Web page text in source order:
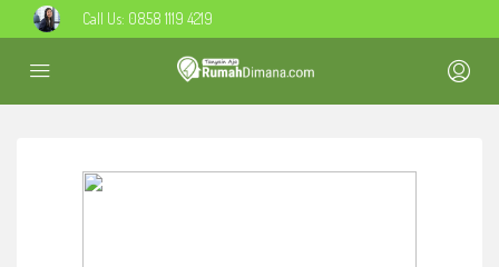
Call Us: 0858 1119 4219